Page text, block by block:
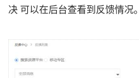
决 可以在后台查看到反馈情况。